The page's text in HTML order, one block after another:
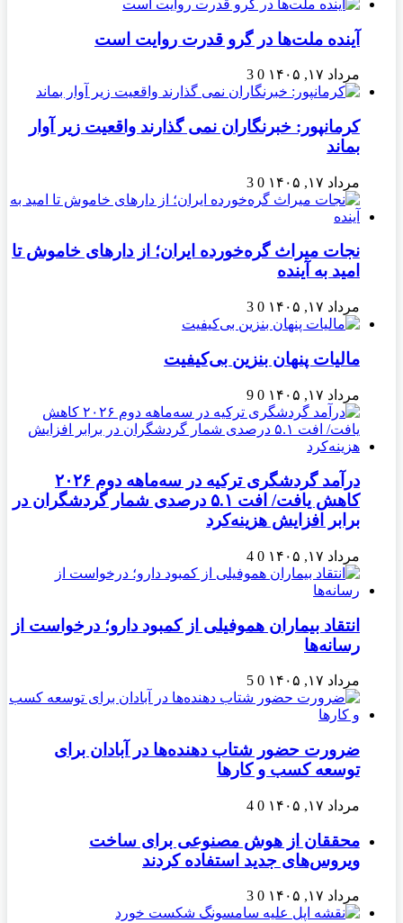
آینده ملت‌ها در گرو قدرت روایت است
مرداد ۱۷, ۱۴۰۵ 0
3
کرمانپور: خبرنگاران نمی گذارند واقعیت زیر آوار
بماند
مرداد ۱۷, ۱۴۰۵ 0
3
نجات میراث گره‌خورده ایران؛ از دارهای خاموش تا
امید به آینده
مرداد ۱۷, ۱۴۰۵ 0
3
مالیات پنهان بنزین بی‌کیفیت
مرداد ۱۷, ۱۴۰۵ 0
9
درآمد گردشگری ترکیه در سه‌ماهه دوم ۲۰۲۶
کاهش یافت/ افت ۵.۱ درصدی شمار گردشگران در
برابر افزایش هزینه‌کرد
مرداد ۱۷, ۱۴۰۵ 0
4
انتقاد بیماران هموفیلی از کمبود دارو؛ درخواست از
رسانه‌ها
مرداد ۱۷, ۱۴۰۵ 0
5
ضرورت حضور شتاب ‌دهنده‌ها در آبادان برای
توسعه کسب‌ و کارها
مرداد ۱۷, ۱۴۰۵ 0
4
محققان از هوش مصنوعی برای ساخت
ویروس‌های جدید استفاده کردند
مرداد ۱۷, ۱۴۰۵ 0
3